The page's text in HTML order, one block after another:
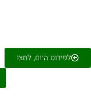
לפירוט היום, לחצו